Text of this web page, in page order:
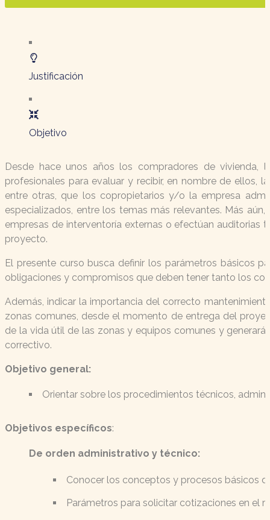
Justificación
Objetivo
Desde hace unos años los compradores de vivienda,
profesionales para evaluar y recibir, en nombre de ellos,
entre otras, que los copropietarios y/o la empresa
especializados, entre los temas más relevantes. Más
empresas de interventoría externas o efectúan
proyecto.
El presente curso busca definir los parámetros básicos
obligaciones y compromisos que deben tener tanto los
Además, indicar la importancia del correcto
zonas comunes, desde el momento de entrega del
de la vida útil de las zonas y equipos comunes y
correctivo.
Objetivo general:
Orientar sobre los procedimientos técnicos,
Objetivos específicos:
De orden administrativo y técnico:
Conocer los conceptos y procesos básicos
Parámetros para solicitar cotizaciones en el